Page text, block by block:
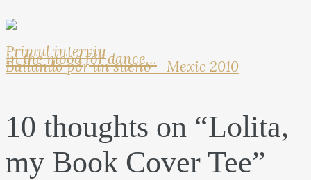
Primul interviu
In the mood for dance…
Bailando por un sueno – Mexic 2010
10 thoughts on “Lolita,
my Book Cover Tee”